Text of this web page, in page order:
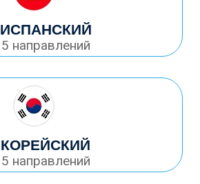
ИСПАНСКИЙ
5 направлений
КОРЕЙСКИЙ
5 направлений